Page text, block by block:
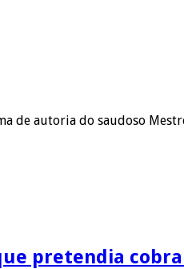
de autoria do saudoso
pretendia